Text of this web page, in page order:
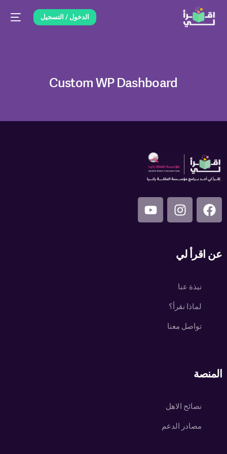
الدخول / التسجيل
Custom WP Dashboard
عن اقرأ لي
نبذة عنا
لماذا نقرأ؟
تواصل معنا
المنصة
نصائح الاهل
مصادر الدعم